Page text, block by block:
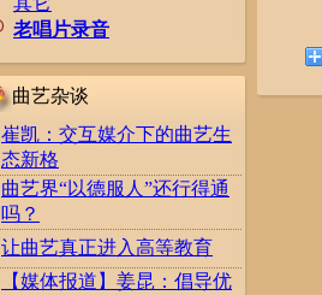
老唱片录音
曲艺杂谈
崔凯：交互媒介下的曲艺生
态新格
曲艺界“以德服人”还行得通
吗？
让曲艺真正进入高等教育
【媒体报道】姜昆：倡导优